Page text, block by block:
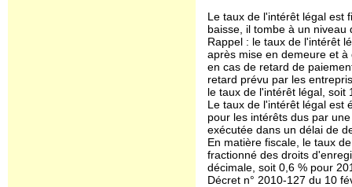
Le taux de l'intérêt légal est
baisse, il tombe à un
Rappel : le taux de l'intérêt
après mise en demeure et
en cas de retard de
retard prévu par les
le taux de l'intérêt légal, soit
Le taux de l'intérêt légal est
pour les intérêts dus par
exécutée dans un délai de
En matière fiscale, le taux
fractionné des droits
décimale, soit 0,6 % pour
Décret n° 2010-127 du 10